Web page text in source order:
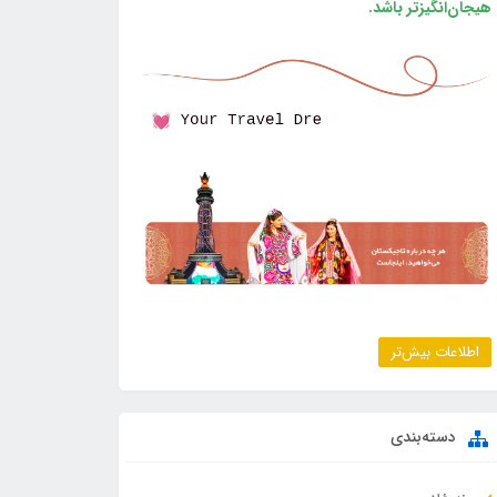
هیجان‌انگیزتر باشد.
اطلاعات بیش‌تر
دسته‌بندی